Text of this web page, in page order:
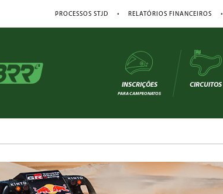
PROCESSOS STJD • RELATÓRIOS FINANCEIROS •
INSCRIÇÕES
PARA CAMPEONATOS
CIRCUITOS